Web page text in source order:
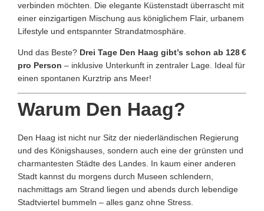
verbinden möchten. Die elegante Küstenstadt überrascht mit
einer einzigartigen Mischung aus königlichem Flair, urbanem
Lifestyle und entspannter Strandatmosphäre.
Und das Beste? Drei Tage Den Haag gibt’s schon ab 128 €
pro Person – inklusive Unterkunft in zentraler Lage. Ideal für
einen spontanen Kurztrip ans Meer!
Warum Den Haag?
Den Haag ist nicht nur Sitz der niederländischen Regierung
und des Königshauses, sondern auch eine der grünsten und
charmantesten Städte des Landes. In kaum einer anderen
Stadt kannst du morgens durch Museen schlendern,
nachmittags am Strand liegen und abends durch lebendige
Stadtviertel bummeln – alles ganz ohne Stress.